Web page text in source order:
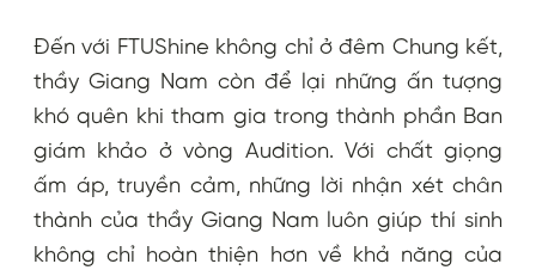
Đến với FTUShine không chỉ ở đêm Chung kết,
thầy Giang Nam còn để lại những ấn tượng
khó quên khi tham gia trong thành phần Ban
giám khảo ở vòng Audition. Với chất giọng
ấm áp, truyền cảm, những lời nhận xét chân
thành của thầy Giang Nam luôn giúp thí sinh
không chỉ hoàn thiện hơn về khả năng của